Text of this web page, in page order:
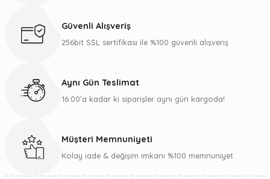
Ürün bilgilerinde hatalar bulunuyor.
Gönder
Güvenli Alışveriş
256bit SSL sertifikası ile %100 güvenli alışveriş
Aynı Gün Teslimat
16:00’a kadar ki siparişler aynı gün kargoda!
Müşteri Memnuniyeti
Kolay iade & değişim imkanı %100 memnuniyet